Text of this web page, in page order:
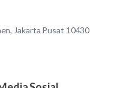
Jakarta Pusat 10430